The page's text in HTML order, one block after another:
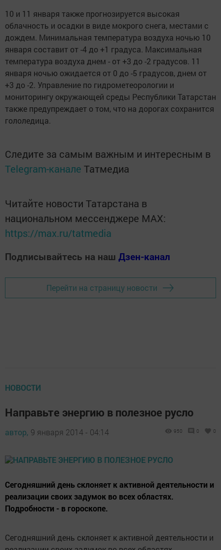
10 и 11 января также прогнозируется высокая
облачность и осадки в виде мокрого снега, местами с
дождем. Минимальная температура воздуха ночью 10
января составит от -4 до +1 градуса. Максимальная
температура воздуха днем - от +3 до -2 градусов. 11
января ночью ожидается от 0 до -5 градусов, днем от
+3 до -2. Управление по гидрометеорологии и
мониторингу окружающей среды Республики Татарстан
также предупреждает о том, что на дорогах сохранится
гололедица.
Следите за самым важным и интересным в
Telegram-канале Татмедиа
Читайте новости Татарстана в
национальном мессенджере MАХ:
https://max.ru/tatmedia
Подписывайтесь на наш Дзен-канал
Перейти на страницу новости
НОВОСТИ
Направьте энергию в полезное русло
автор, 9 января 2014 - 04:14 950 0 0
Сегодняшний день склоняет к активной деятельности и
реализации своих задумок во всех областях.
Подробности - в гороскопе.
Сегодняшний день склоняет к активной деятельности и